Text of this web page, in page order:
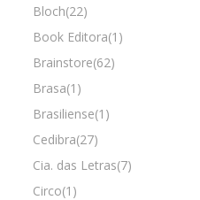
Bloch(22)
Book Editora(1)
Brainstore(62)
Brasa(1)
Brasiliense(1)
Cedibra(27)
Cia. das Letras(7)
Circo(1)